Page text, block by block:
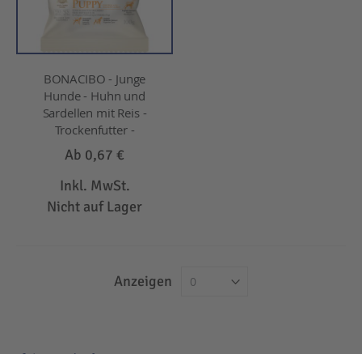
BONACIBO - Junge
Hunde - Huhn und
Sardellen mit Reis -
Trockenfutter -
Ab 0,67 €
Inkl. MwSt.
Nicht auf Lager
Anzeigen